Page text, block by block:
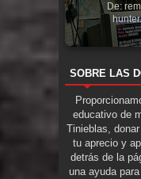
De:
SOBRE LAS
educativo de
Tinieblas,
tu aprecio y
detrás de la
una ayuda